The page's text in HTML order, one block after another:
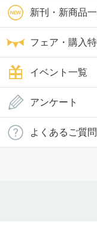
新刊・新商品
フェア・購入
イベント一覧
アンケート
よくあるご質問